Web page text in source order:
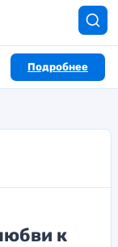
Подробнее
к